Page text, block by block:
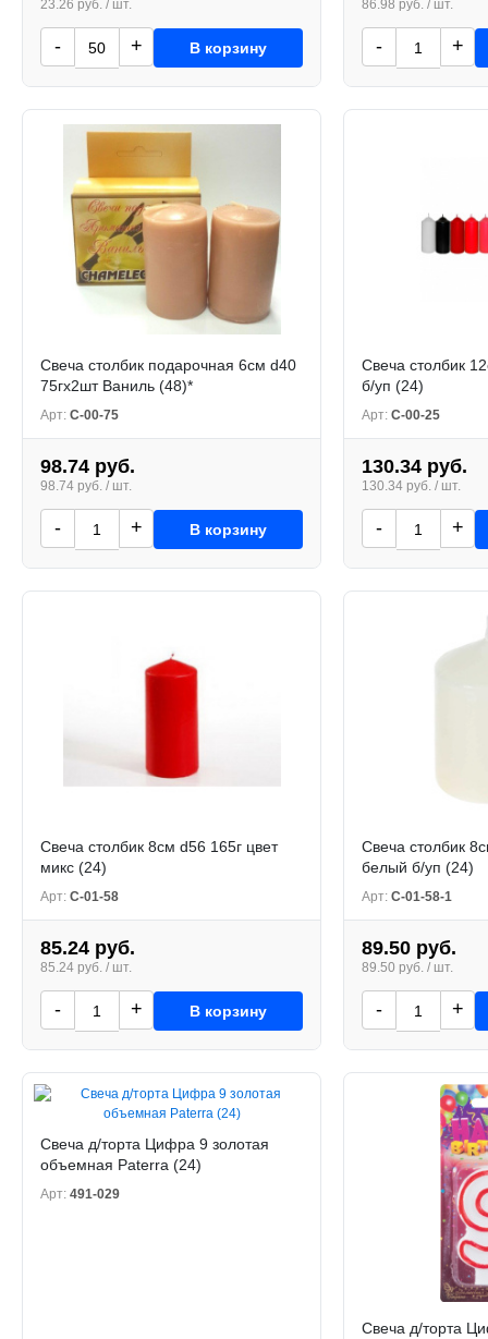
23.26 руб. / шт.
- + В корзину
86.98 руб. / шт.
- +
Свеча столбик подарочная 6см d40
75гх2шт Ваниль (48)*
Арт: С-00-75
98.74 руб.
98.74 руб. / шт.
- + В корзину
Свеча столбик
б/уп (24)
Арт: С-00-25
130.34 руб.
130.34 руб. / шт.
- +
Свеча столбик 8см d56 165г цвет
микс (24)
Арт: С-01-58
85.24 руб.
85.24 руб. / шт.
- + В корзину
Свеча столбик
белый б/уп (24)
Арт: С-01-58-1
89.50 руб.
89.50 руб. / шт.
- +
Свеча д/торта Цифра 9 золотая
объемная Paterra (24)
Арт: 491-029
Свеча д/торта